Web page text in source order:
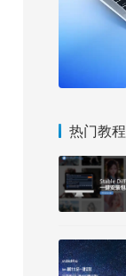
热门教程